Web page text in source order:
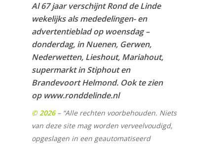
Al 67 jaar verschijnt Rond de Linde
wekelijks als mededelingen- en
advertentieblad op woensdag –
donderdag, in Nuenen, Gerwen,
Nederwetten, Lieshout, Mariahout,
supermarkt in Stiphout en
Brandevoort Helmond. Ook te zien
op www.ronddelinde.nl
© 2026 – “Alle rechten voorbehouden. Niets
van deze site mag worden verveelvoudigd,
opgeslagen in een geautomatiseerd